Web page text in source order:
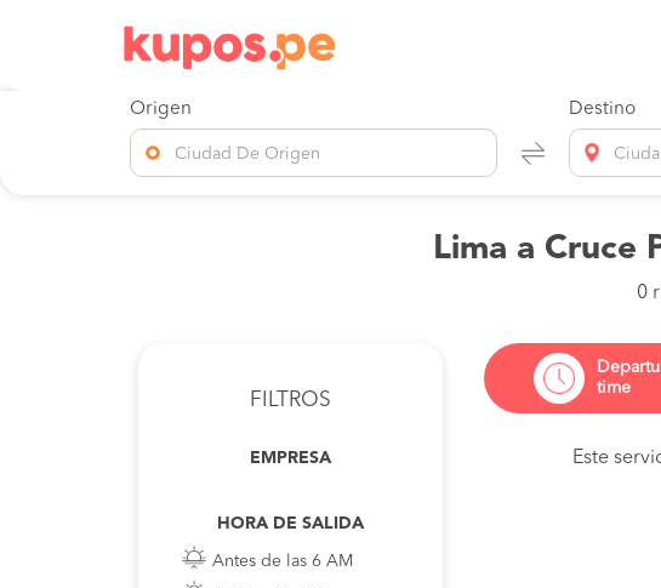
Origen
Ciudad De Origen
Destino
Lima a Cruce
0
FILTROS
EMPRESA
HORA DE SALIDA
Antes de las 6 AM
time
Este